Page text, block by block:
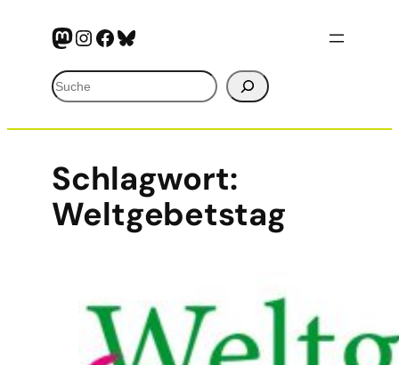
Mastodon
Instagram
Facebook
Bluesky
Suchen
Schlagwort:
Weltgebetstag